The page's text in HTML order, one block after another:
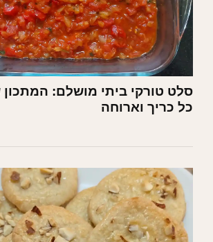
סלט טורקי ביתי מושלם:
כל כריך וארוחה